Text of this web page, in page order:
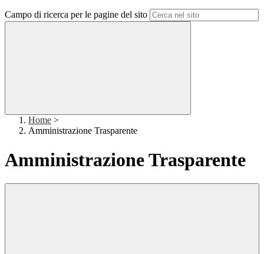
Campo di ricerca per le pagine del sito
Home >
Amministrazione Trasparente
Amministrazione Trasparente